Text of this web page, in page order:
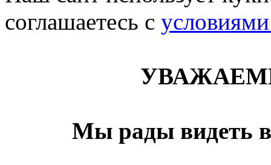
соглашаетесь c
Мы рады видеть